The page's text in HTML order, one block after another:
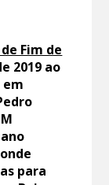
Fim de
2019 ao
em
para